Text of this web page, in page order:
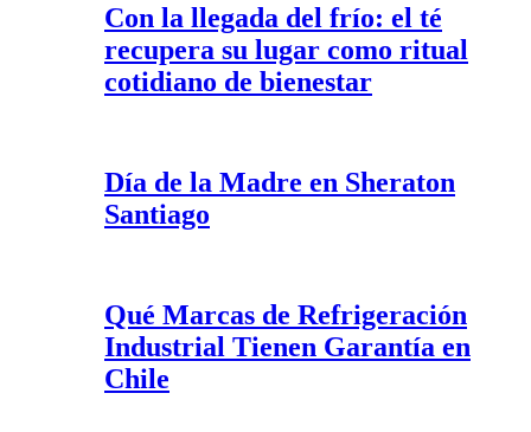
Con la llegada del frío: el té
recupera su lugar como ritual
cotidiano de bienestar
Día de la Madre en Sheraton
Santiago
Qué Marcas de Refrigeración
Industrial Tienen Garantía en
Chile